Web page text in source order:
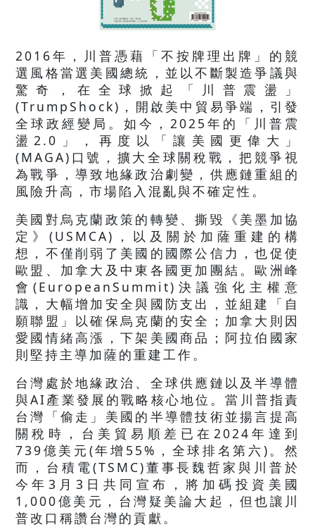
2016年，川普憑藉「不按牌理出牌」的競
選風格當選美國總統，並以不斷製造爭議與
驚奇，在全球掀起「川普震盪」
(TrumpShock)，開啟美中貿易爭端，引發
全球政經變局。如今，2025年的「川普震
盪2.0」，再度以「讓美國更偉大」
(MAGA)口號，擴大全球關稅戰，把競爭視
為戰爭，導致地緣政治劇變，供應鏈重組的
風險升高，市場陷入混亂與不確定性。
美國對烏克蘭政策的轉變、撕毀《美墨加協
定》(USMCA)，以及關於加薩重建的構
想，不僅削弱了美國的國際公信力，也促使
歐盟、加拿大及中東各國更加團結。歐洲峰
會(EuropeanSummit)決議強化主權意
識，大幅增加安全與國防支出，並組建「自
願聯盟」以確保烏克蘭的安全；加拿大則因
愛國情緒高漲，下架美國商品；阿拉伯國家
則堅持主導加薩的重建工作。
台灣處於地緣政治、全球供應鏈以及半導體
與AI產業發展的戰略核心地位。當川普指責
台灣「偷走」美國的半導體技術並揚言提高
關稅時，台美貿易順差已在2024年達到
739億美元(年增55%，全球排名第六)。然
而，台積電(TSMC)董事長魏哲家與川普於
今年3月3日共同宣布，將加碼投資美國
1,000億美元，台灣疑美論大起，但也讓川
普改口稱讚台灣的貢獻。